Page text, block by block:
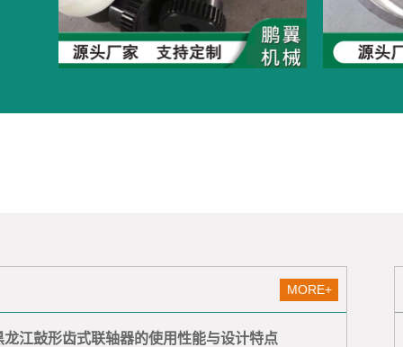
MORE+
龙江鼔形齿式联轴器的使用性能与设计特点